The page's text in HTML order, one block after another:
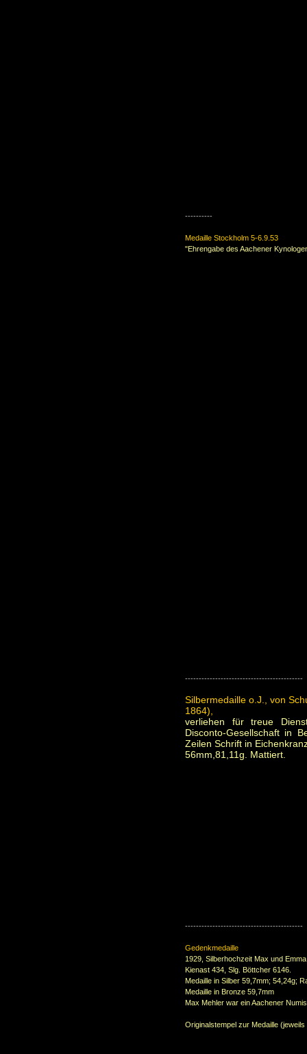
----------
Medaille Stockholm 5-6.9.53
"Ehrengabe des Aachener
-------------------------------------------
Silbermedaille o.J., von
1864),
verliehen für treue
Disconto-Gesellschaft in
Zeilen Schrift in
56mm,81,11g. Mattiert.
-------------------------------------------
Gedenkmedaille
1929, Silberhochzeit Max und
Kienast 434, Slg. Böttcher 6146.
Medaille in Silber 59,7mm; 54,24g;
Medaille in Bronze 59,7mm
Max Mehler war ein Aachener
Originalstempel zur Medaille